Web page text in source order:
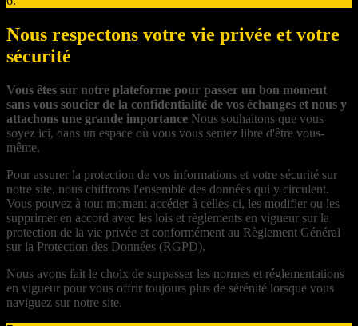
Nous respectons votre vie privée et votre
sécurité
Vous êtes sur notre plateforme pour passer un bon moment
sans vous soucier de la confidentialité de vos échanges et nous y
attachons une grande importance Nous souhaitons que vous
soyez ici, dans un espace où vous vous sentez libre d'être vous-
même.
Pour assurer la protection de vos informations et votre sécurité sur
notre site, nous chiffrons l'ensemble des données qui y circulent.
Vous pouvez à tout moment accéder à celles-ci, les modifier ou les
supprimer en accord avec les lois et règlements en vigueur sur la
protection de la vie privée et conformément au Règlement Général
sur la Protection des Données (RGPD).
Nous avons fait le choix de surpasser les normes et réglementations
en vigueur pour vous offrir toujours plus de sérénité lorsque vous
naviguez sur notre site.